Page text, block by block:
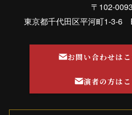
〒102-0093
東京都千代田区平河町1-3-6
お問い合わせは
演者の方は